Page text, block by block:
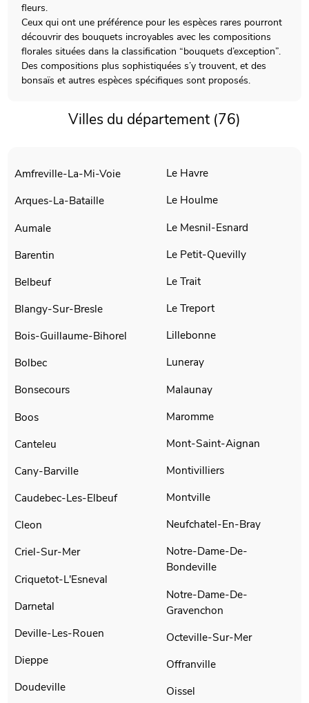
fleurs.
Ceux qui ont une préférence pour les espèces rares pourront
découvrir des bouquets incroyables avec les compositions
florales situées dans la classification “bouquets d’exception”.
Des compositions plus sophistiquées s’y trouvent, et des
bonsaïs et autres espèces spécifiques sont proposés.
Villes du département (76)
Amfreville-La-Mi-Voie
Arques-La-Bataille
Aumale
Barentin
Belbeuf
Blangy-Sur-Bresle
Bois-Guillaume-Bihorel
Bolbec
Bonsecours
Boos
Canteleu
Cany-Barville
Caudebec-Les-Elbeuf
Cleon
Criel-Sur-Mer
Criquetot-L'Esneval
Darnetal
Deville-Les-Rouen
Dieppe
Doudeville
Le Havre
Le Houlme
Le Mesnil-Esnard
Le Petit-Quevilly
Le Trait
Le Treport
Lillebonne
Luneray
Malaunay
Maromme
Mont-Saint-Aignan
Montivilliers
Montville
Neufchatel-En-Bray
Notre-Dame-De-
Bondeville
Notre-Dame-De-
Gravenchon
Octeville-Sur-Mer
Offranville
Oissel